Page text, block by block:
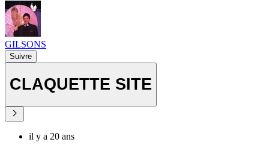
GILSONS
Suivre
CLAQUETTE SITE
il y a 20 ans